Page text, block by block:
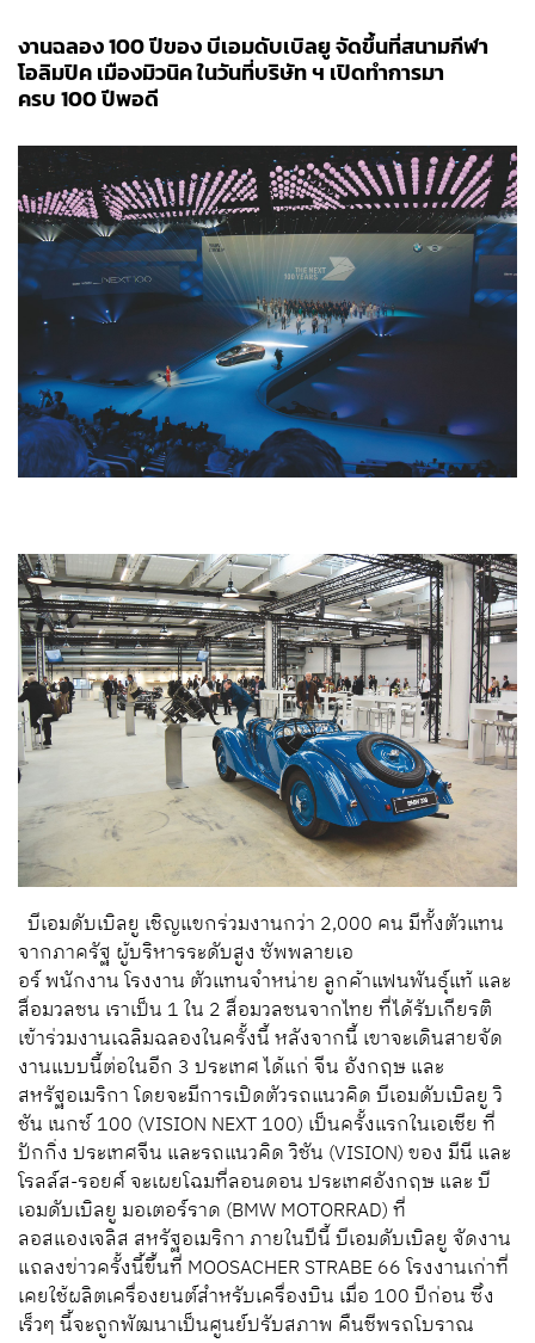
งานฉลอง 100 ปีของ บีเอมดับเบิลยู จัดขึ้นที่สนามกีฬา
โอลิมปิค เมืองมิวนิค ในวันที่บริษัท ฯ เปิดทำการมา
ครบ 100 ปีพอดี
บีเอมดับเบิลยู เชิญแขกร่วมงานกว่า 2,000 คน มีทั้งตัวแทน
จากภาครัฐ ผู้บริหารระดับสูง ซัพพลายเอ
อร์ พนักงาน โรงงาน ตัวแทนจำหน่าย ลูกค้าแฟนพันธุ์แท้ และ
สื่อมวลชน เราเป็น 1 ใน 2 สื่อมวลชนจากไทย ที่ได้รับเกียรติ
เข้าร่วมงานเฉลิมฉลองในครั้งนี้ หลังจากนี้ เขาจะเดินสายจัด
งานแบบนี้ต่อในอีก 3 ประเทศ ได้แก่ จีน อังกฤษ และ
สหรัฐอเมริกา โดยจะมีการเปิดตัวรถแนวคิด บีเอมดับเบิลยู วิ
ชัน เนกซ์ 100 (VISION NEXT 100) เป็นครั้งแรกในเอเชีย ที่
ปักกิ่ง ประเทศจีน และรถแนวคิด วิชัน (VISION) ของ มีนี และ
โรลล์ส-รอยศ์ จะเผยโฉมที่ลอนดอน ประเทศอังกฤษ และ บี
เอมดับเบิลยู มอเตอร์ราด (BMW MOTORRAD) ที่
ลอสแองเจลิส สหรัฐอเมริกา ภายในปีนี้ บีเอมดับเบิลยู จัดงาน
แถลงข่าวครั้งนี้ขึ้นที่ MOOSACHER STRABE 66 โรงงานเก่าที่
เคยใช้ผลิตเครื่องยนต์สำหรับเครื่องบิน เมื่อ 100 ปีก่อน ซึ่ง
เร็วๆ นี้จะถูกพัฒนาเป็นศูนย์ปรับสภาพ คืนชีพรถโบราณ